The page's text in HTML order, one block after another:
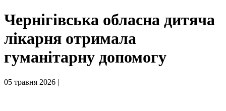
Чернігівська обласна дитяча
лікарня отримала
гуманітарну допомогу
05 травня 2026 |